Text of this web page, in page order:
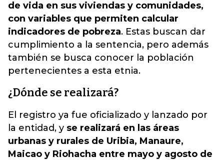
de vida en sus viviendas y comunidades,
con variables que permiten calcular
indicadores de pobreza. Estas buscan dar
cumplimiento a la sentencia, pero además
también se busca conocer la población
pertenecientes a esta etnia.
¿Dónde se realizará?
El registro ya fue oficializado y lanzado por
la entidad, y se realizará en las áreas
urbanas y rurales de Uribia, Manaure,
Maicao y Riohacha entre mayo y agosto de